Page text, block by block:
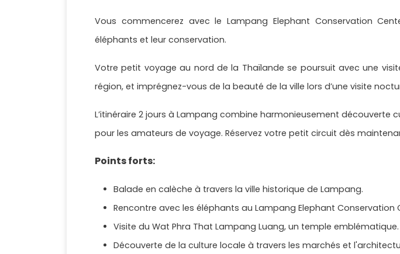
Vous commencerez avec le Lampang Elephant Conservation
éléphants et leur conservation.
Votre petit voyage au nord de la Thaïlande se poursuit avec une
région, et imprégnez-vous de la beauté de la ville lors d’une visite
L’itinéraire 2 jours à Lampang combine harmonieusement
pour les amateurs de voyage. Réservez votre petit circuit dès
Points forts:
Balade en calèche à travers la ville historique de Lampang.
Rencontre avec les éléphants au Lampang Elephant Conservation
Visite du Wat Phra That Lampang Luang, un temple emblématique.
Découverte de la culture locale à travers les marchés et